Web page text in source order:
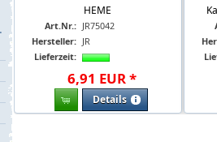
HEME
Art.Nr.: JR75042
Hersteller: JR
Lieferzeit:
6,91 EUR*
Details